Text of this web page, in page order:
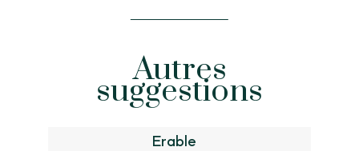
Autres
suggestions
Erable